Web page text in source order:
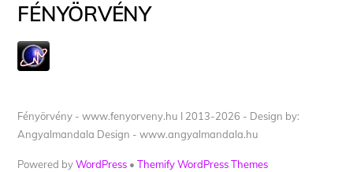
FÉNYÖRVÉNY
Fényörvény - www.fenyorveny.hu I 2013-2026 - Design by:
Angyalmandala Design - www.angyalmandala.hu
Powered byWordPress •Themify WordPress Themes